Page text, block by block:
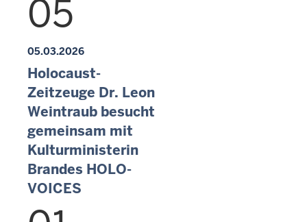
05
05.03.2026
Holocaust-
Zeitzeuge Dr. Leon
Weintraub besucht
gemeinsam mit
Kulturministerin
Brandes HOLO-
VOICES